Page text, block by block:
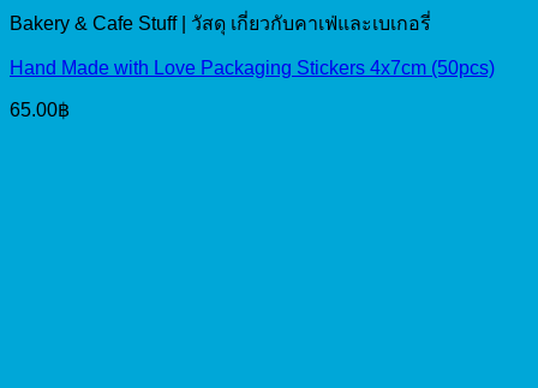
Bakery & Cafe Stuff | วัสดุ เกี่ยวกับคาเฟ่และเบเกอรี่
Hand Made with Love Packaging Stickers 4x7cm (50pcs)
65.00฿